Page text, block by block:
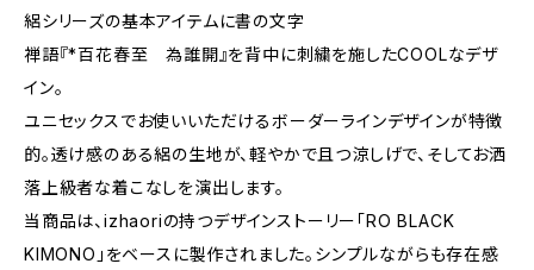
絽シリーズの基本アイテムに書の文字
禅語『*百花春至 為誰開』を背中に刺繍を施したCOOLなデザ
イン。
ユニセックスでお使いいただけるボーダーラインデザインが特徴
的。透け感のある絽の生地が、軽やかで且つ涼しげで、そしてお洒
落上級者な着こなしを演出します。
当商品は、izhaoriの持つデザインストーリー「RO BLACK
KIMONO」をベースに製作されました。シンプルながらも存在感